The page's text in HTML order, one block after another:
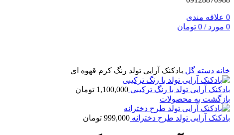
0 علاقه مندی
0 مورد /
0 تومان
خانه دسته گل بادکنک آرایی تولد رنگ کرم قهوه ای
بادکنک آرایی تولد با رنگ ترکیبی 1,100,000 تومان
بازگشت به محصولات
بادکنک آرایی تولد طرح دخترانه 999,000 تومان